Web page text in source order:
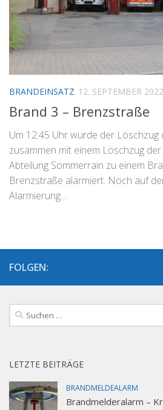
BRANDEINSATZ 12. SEPTEMBER 2022
Brand 3 – Brenzstraße
Um 12:45 Uhr wurde der
zusammen mit einem Löschzug
Abteilung Sommerrain zu einem
Brenzstraße alarmiert. Noch auf
Alarmierung...
FOLGEN:
Suchen
nach:
LETZTE BEITRÄGE
BRANDMELDEALARM
Brandmelderalarm –